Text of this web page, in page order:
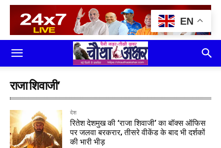
राजा शिवाजी’
देश
रितेश देशमुख की ‘राजा शिवाजी’ का बॉक्स ऑफिस
पर जलवा बरकरार, तीसरे वीकेंड के बाद भी दर्शकों
की भारी भीड़
EN